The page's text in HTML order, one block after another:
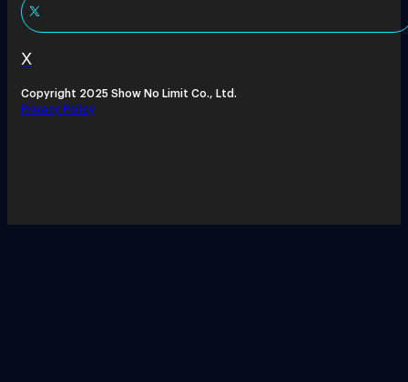
X
Copyright 2025 Show No Limit Co., Ltd.
Privacy Policy